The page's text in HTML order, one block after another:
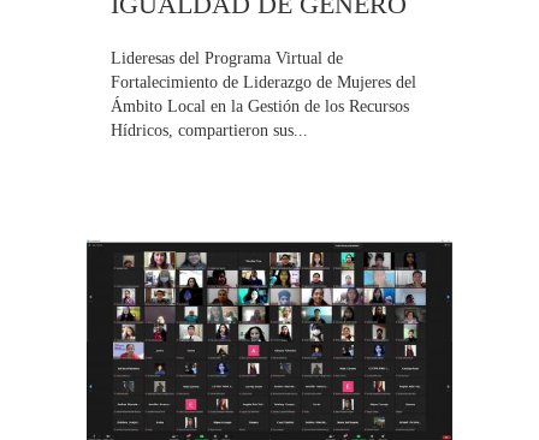
Lideresas del Programa Virtual de
Fortalecimiento de Liderazgo de Mujeres del
Ámbito Local en la Gestión de los Recursos
Hídricos, compartieron sus...